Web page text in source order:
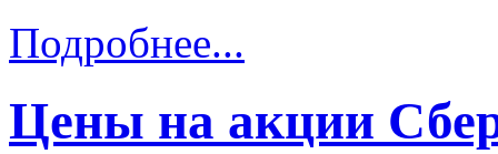
Подробнее...
Цены на акции